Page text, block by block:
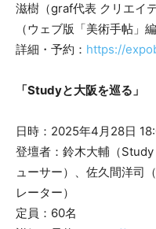
滋樹（graf代表 クリエイ
（ウェブ版「美術手帖」編
詳細・予約： https://
「Studyと大阪を巡る」
日時：2025年4月28日
登壇者：鈴木大輔（
ューサー）、佐久間洋司
レーター）
定員：60名